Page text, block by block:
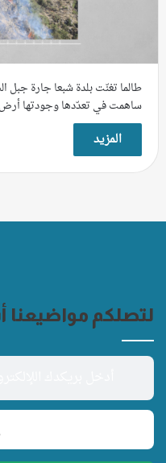
طالما تغنّت بلدة شبعا جارة جبل
ساهمت في تعدّدها وجودتها
المزيد
لتصلكم مواضيعنا